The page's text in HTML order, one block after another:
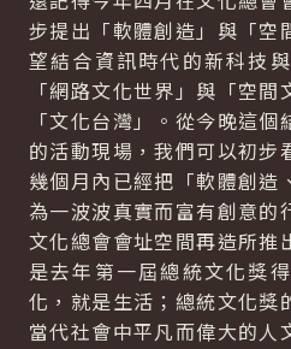
步提出「軟體創造」與「空
望結合資訊時代的新科技
「網路文化世界」與「空
「文化台灣」。從今晚這個
的活動現場，我們可以初步
幾個月內已經把「軟體創造
為一波波真實而富有創意的
文化總會會址空間再造所推
是去年第一屆總統文化獎
化，就是生活；總統文化獎
當代社會中平凡而偉大的人